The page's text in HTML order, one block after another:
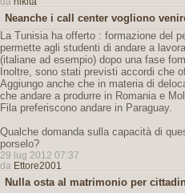
Neanche i call center vogliono
La Tunisia ha offerto : formazione del
permette agli studenti di andare a
(italiane ad esempio) dopo una fase
Inoltre, sono stati previsti accordi che
Aggiungo anche che in materia di
che andare a produrre in Romania e
Fila preferiscono andare in Paraguay.
Qualche domanda sulla capacità di
porselo?
29 lug 2012 07:37
da Ettore2001
Nulla osta al matrimonio per